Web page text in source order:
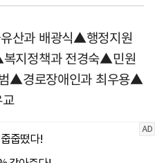
산과 배광식▲행정지원
지정책과 전경숙▲민원
▲경로장애인과 최우용▲